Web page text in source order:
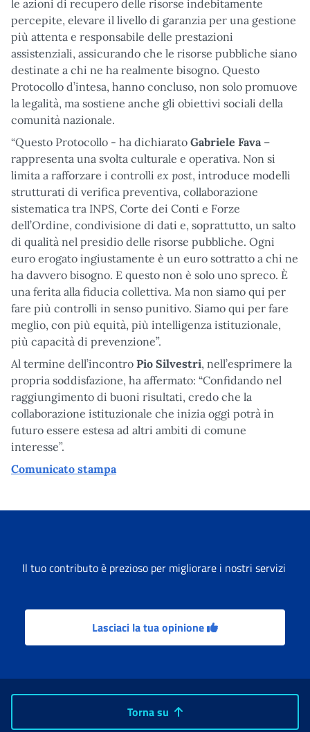
le azioni di recupero delle risorse indebitamente
percepite, elevare il livello di garanzia per una gestione
più attenta e responsabile delle prestazioni
assistenziali, assicurando che le risorse pubbliche siano
destinate a chi ne ha realmente bisogno. Questo
Protocollo d’intesa, hanno concluso, non solo promuove
la legalità, ma sostiene anche gli obiettivi sociali della
comunità nazionale.
“Questo Protocollo - ha dichiarato Gabriele Fava –
rappresenta una svolta culturale e operativa. Non si
limita a rafforzare i controlli ex post, introduce modelli
strutturati di verifica preventiva, collaborazione
sistematica tra INPS, Corte dei Conti e Forze
dell’Ordine, condivisione di dati e, soprattutto, un salto
di qualità nel presidio delle risorse pubbliche. Ogni
euro erogato ingiustamente è un euro sottratto a chi ne
ha davvero bisogno. E questo non è solo uno spreco. È
una ferita alla fiducia collettiva. Ma non siamo qui per
fare più controlli in senso punitivo. Siamo qui per fare
meglio, con più equità, più intelligenza istituzionale,
più capacità di prevenzione”.
Al termine dell’incontro Pio Silvestri, nell’esprimere la
propria soddisfazione, ha affermato: “Confidando nel
raggiungimento di buoni risultati, credo che la
collaborazione istituzionale che inizia oggi potrà in
futuro essere estesa ad altri ambiti di comune
interesse”.
Comunicato stampa
Il tuo contributo è prezioso per migliorare i nostri servizi
Lasciaci la tua opinione
Torna su